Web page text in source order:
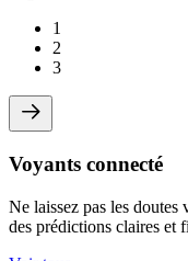
1
2
3
Voyants connecté
Ne laissez pas les
des prédictions claires et